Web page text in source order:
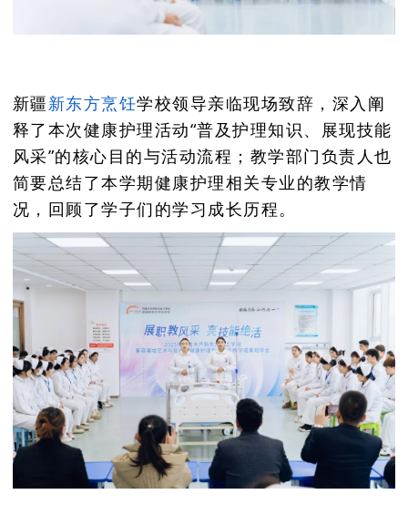
新疆新东方烹饪学校领导亲临现场致辞，深入阐
释了本次健康护理活动“普及护理知识、展现技能
风采”的核心目的与活动流程；教学部门负责人也
简要总结了本学期健康护理相关专业的教学情
况，回顾了学子们的学习成长历程。